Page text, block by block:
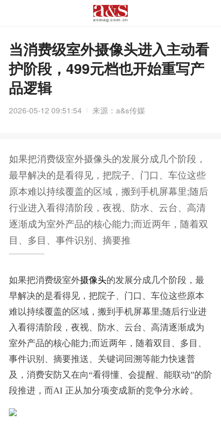
当消费级室外摄像头进入主动看
护阶段，499元档也开始重写产
品逻辑
2026-05-12 09:51:54 来源：a&s传媒
如果把消费级室外摄像头的发展分成几个阶段，
最早解决的是看得见，把院子、门口、车位这些
原本难以持续覆盖的区域，搬到手机屏幕里;随后
行业进入看得清阶段，夜视、防水、云台、高清
逐渐成为室外产品的核心能力;而近两年，随着双
目、多目、事件识别、摘要推
如果把消费级室外摄像头的发展分成几个阶段，最
早解决的是看得见，把院子、门口、车位这些原本
难以持续覆盖的区域，搬到手机屏幕里;随后行业进
入看得清阶段，夜视、防水、云台、高清逐渐成为
室外产品的核心能力;而近两年，随着双目、多目、
事件识别、摘要推送、关键词回溯等能力快速普
及，消费安防又在向“看得懂、会提醒、能联动”的阶
段推进，而AI 正从加分项变成新的竞争分水岭。